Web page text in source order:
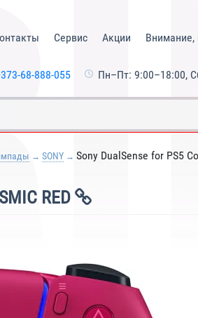
Сервис Акции Внимание,
68-888-055 Пн–Пт: 9:00–18:00,
SONY Sony DualSense for PS5
RED